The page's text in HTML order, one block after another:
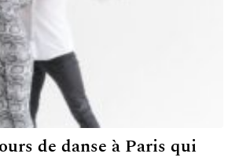
de danse à Paris qui